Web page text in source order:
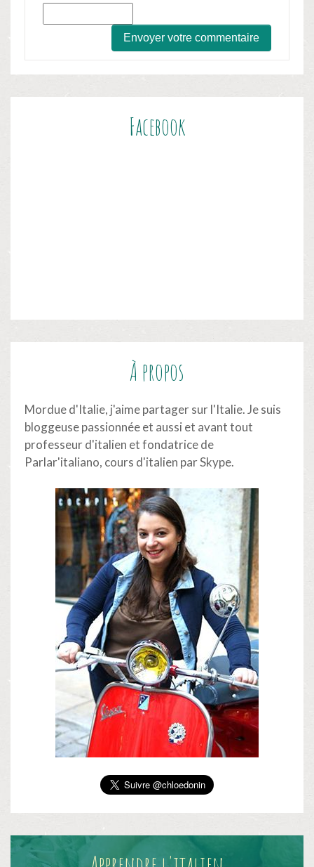
Facebook
À propos
Mordue d'Italie, j'aime partager sur l'Italie. Je suis
bloggeuse passionnée et aussi et avant tout
professeur d'italien et fondatrice de
Parlar'italiano, cours d'italien par Skype.